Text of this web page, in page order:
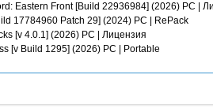
Eastern Front [Build 22936984] (2026) PC |
17784960 Patch 29] (2024) PC | RePack
[v 4.0.1] (2026) PC | Лицензия
[v Build 1295] (2026) PC | Portable